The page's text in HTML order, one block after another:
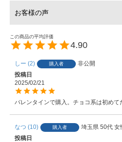
4.90
しー 2 購入者
非公開
投稿日
2025/02/21
バレンタインで購入。チョコ系は初めて
なつ 10 購入者 埼玉県 50代 女
投稿日